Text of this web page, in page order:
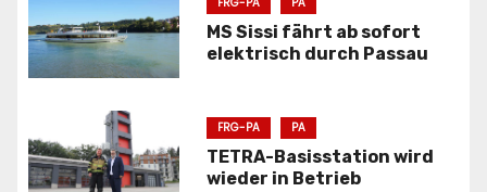
a
g
n
MS Sissi fährt ab sofort
elektrisch durch Passau
FRG-PA PA
TETRA-Basisstation wird
wieder in Betrieb